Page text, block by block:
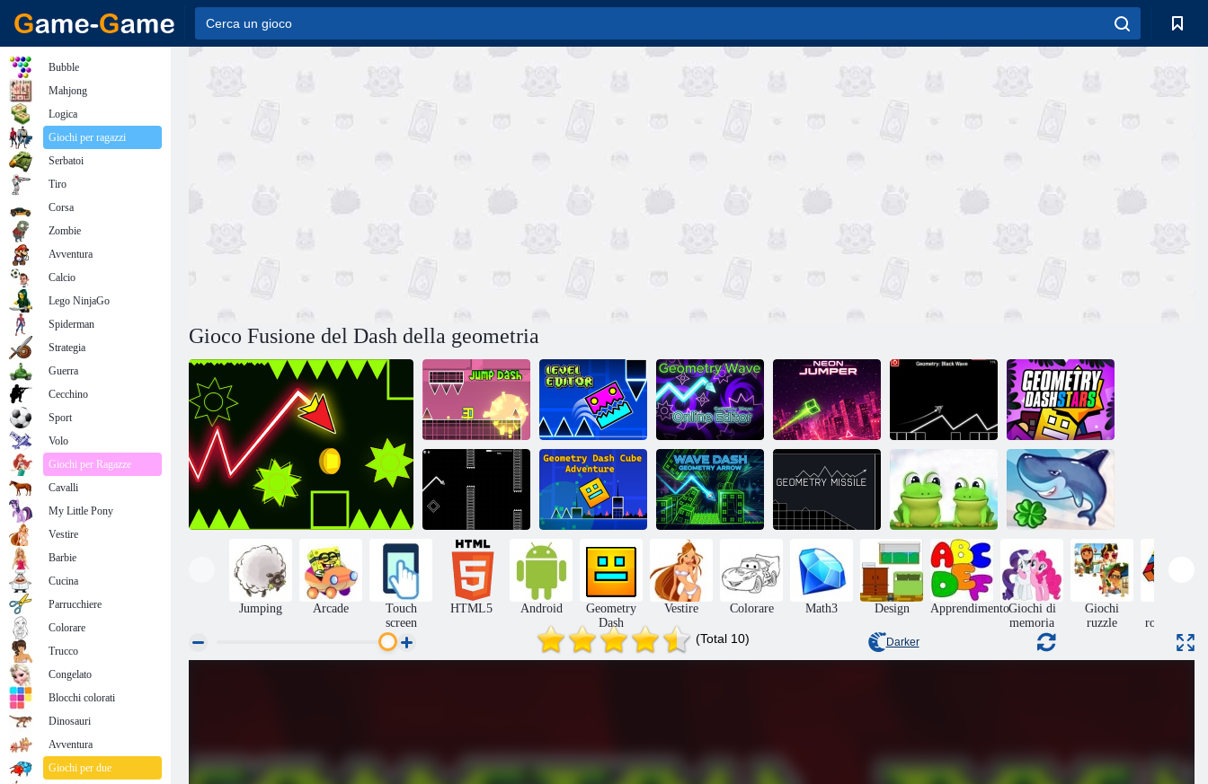
Gioco Fusione del Dash della geometria
Salta Dash Salta Dash
Geometria
dell'onda: editor
online
Geometria: onda
nera
Stelle Dash
geometriche
Geometria:
trattino nero
Geometria Dash
Cube Avventura
Wave Dash:
freccia
geometrica
Missile
geometrico
Leap Frog Shark Volare
Jumping Arcade
Touch
screen
HTML5 Android
Geometry
Dash
Vestire Colorare Math3 Design ApprendimentoGiochi di
memoria
Giochi
ruzzle
rompicapo
(Total 10) Darker
Bubble
Mahjong
Logica
Giochi per ragazzi
Serbatoi
Tiro
Corsa
Zombie
Avventura
Calcio
Lego NinjaGo
Spiderman
Strategia
Guerra
Cecchino
Sport
Volo
Giochi per Ragazze
Cavalli
My Little Pony
Vestire
Barbie
Cucina
Parrucchiere
Colorare
Trucco
Congelato
Blocchi colorati
Dinosauri
Avventura
Giochi per due